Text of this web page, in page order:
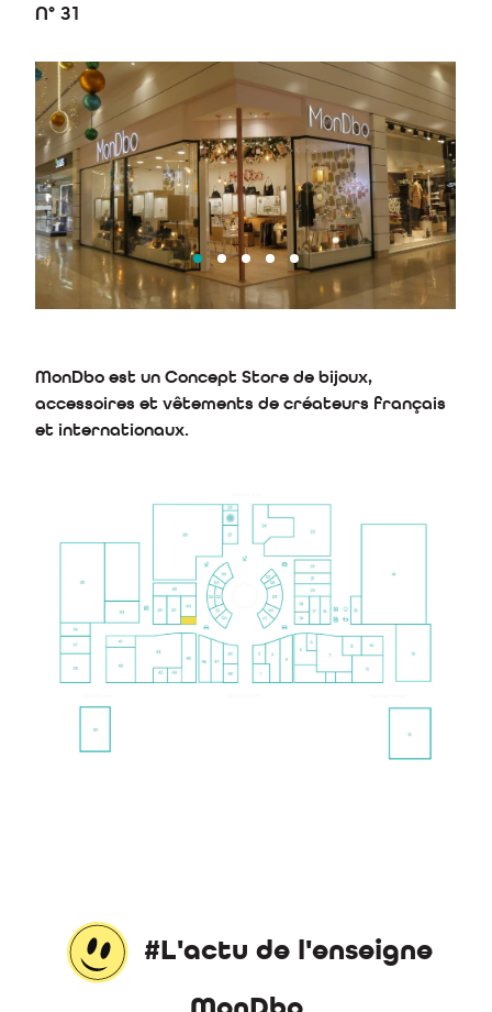
N° 31
MonDbo est un Concept Store de bijoux,
accessoires et vêtements de créateurs français
et internationaux.
#L'actu de l'enseigne